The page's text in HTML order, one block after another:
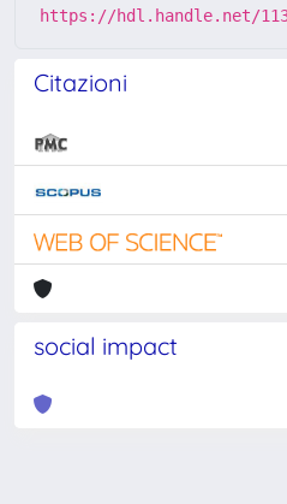
https://hdl.handle.net/
Citazioni
social impact